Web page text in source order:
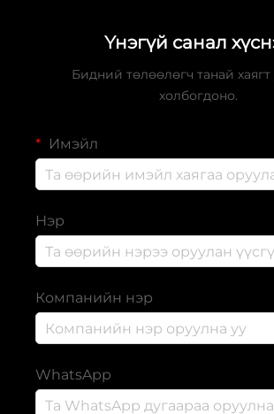
Үнэгүй санал
Бидний төлөөлөгч танай хаягт
холбогдоно.
Имэйл
Нэр
Компанийн нэр
WhatsApp